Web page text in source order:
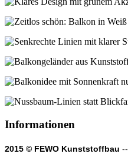
Informationen
2015 © FEWO Kunststoffbau --